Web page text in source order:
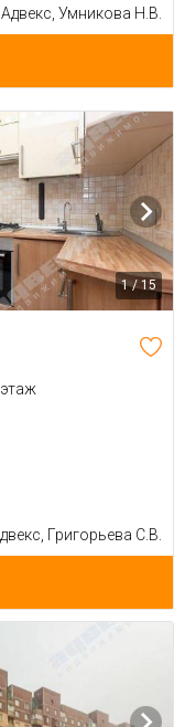
Адвекс, Умникова Н.В.
1 / 15
Григорьева С.В.